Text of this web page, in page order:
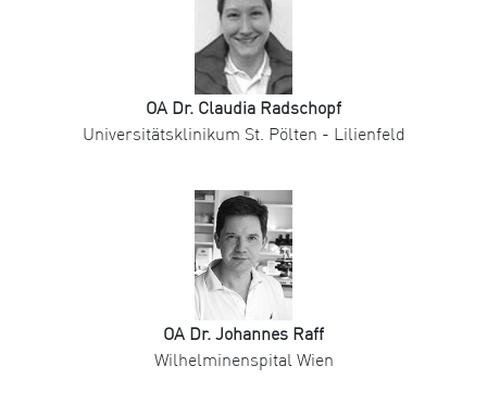
OA Dr. Claudia Radschopf
Universitätsklinikum St. Pölten - Lilienfeld
OA Dr. Johannes Raff
Wilhelminenspital Wien